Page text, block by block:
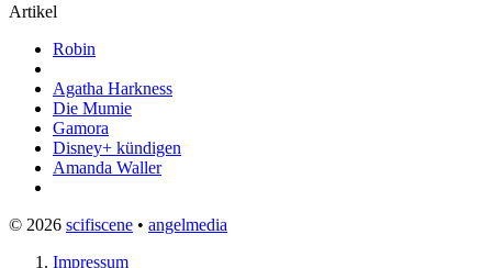
Artikel
Robin
Agatha Harkness
Die Mumie
Gamora
Disney+ kündigen
Amanda Waller
© 2026 scifiscene • angelmedia
Impressum